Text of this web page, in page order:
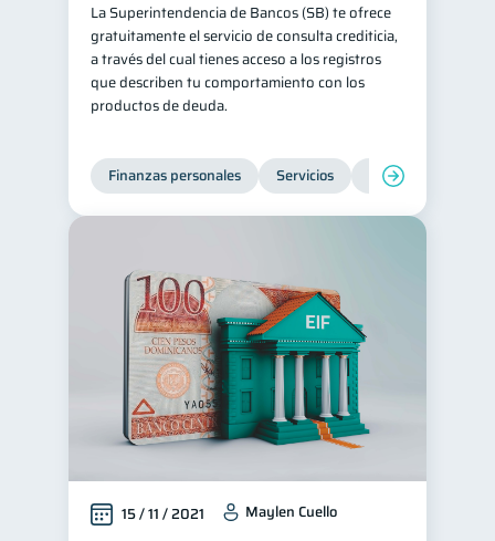
La Superintendencia de Bancos (SB) te ofrece
gratuitamente el servicio de consulta crediticia,
a través del cual tienes acceso a los registros
que describen tu comportamiento con los
productos de deuda.
Finanzas personales Servicios Inclusión financiera
15 / 11 / 2021 Maylen Cuello